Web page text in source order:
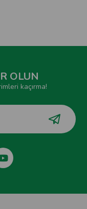
OLUN
kaçırma!